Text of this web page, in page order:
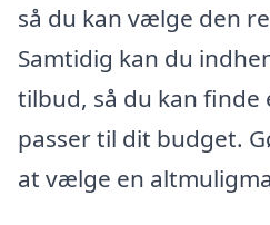
så du kan vælge den
Samtidig kan du
tilbud, så du kan finde
passer til dit budget.
at vælge en